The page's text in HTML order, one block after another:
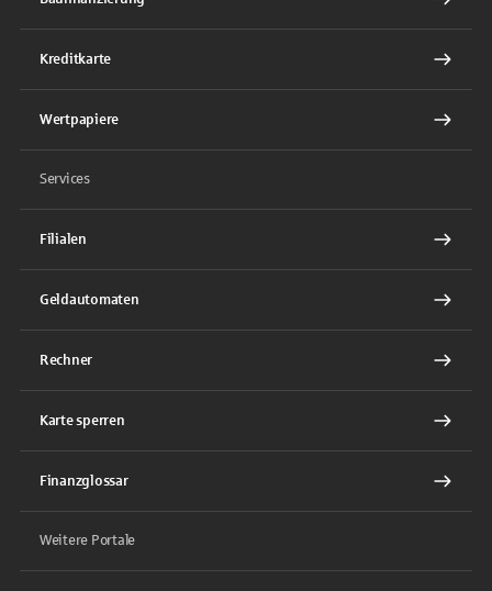
Kreditkarte
Wertpapiere
Services
Filialen
Geldautomaten
Rechner
Karte sperren
Finanzglossar
Weitere Portale